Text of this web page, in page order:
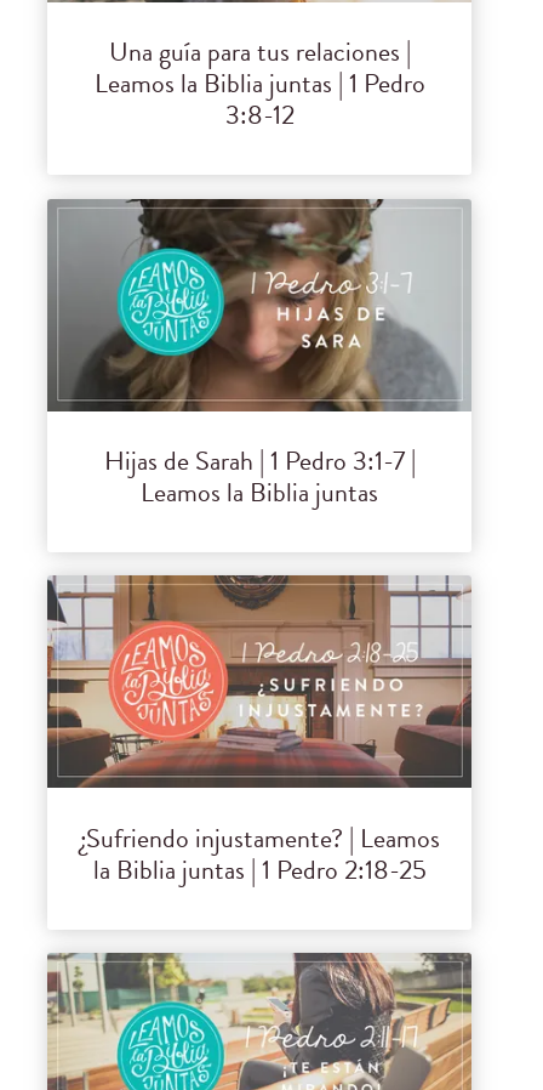
Una guía para tus relaciones |
Leamos la Biblia juntas | 1 Pedro
3:8-12
Hijas de Sarah | 1 Pedro 3:1-7 |
Leamos la Biblia juntas
¿Sufriendo injustamente? | Leamos
la Biblia juntas | 1 Pedro 2:18-25